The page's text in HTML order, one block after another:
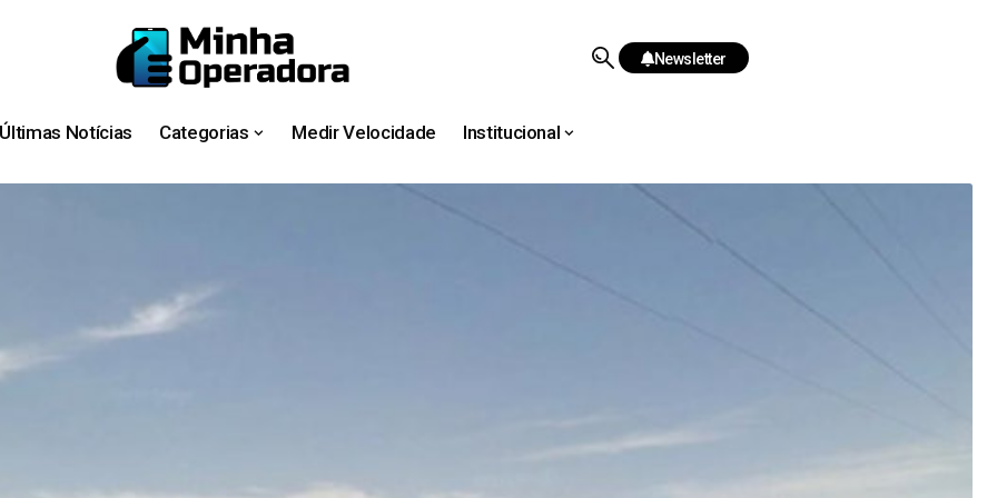
Newsletter
Últimas Notícias Categorias Medir Velocidade Institucional